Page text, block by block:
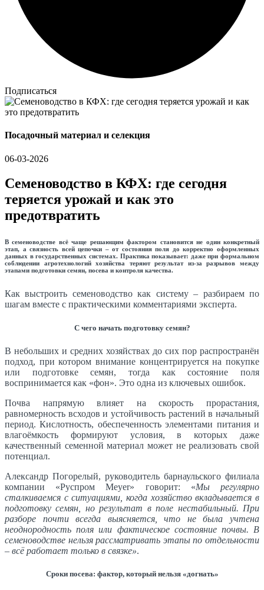
Подписаться
Посадочный материал и селекция
06-03-2026
Семеноводство в КФХ: где сегодня
теряется урожай и как это
предотвратить
В семеноводстве всё чаще решающим фактором становится не один конкретный
этап, а связность всей цепочки – от состояния поля до корректно оформленных
данных в государственных системах. Практика показывает: даже при формальном
соблюдении агротехнологий хозяйства теряют результат из-за разрывов между
этапами подготовки семян, посева и контроля качества.
Как выстроить семеноводство как систему – разбираем по
шагам вместе с практическими комментариями эксперта.
С чего начать подготовку семян?
В небольших и средних хозяйствах до сих пор распространён
подход, при котором внимание концентрируется на покупке
или подготовке семян, тогда как состояние поля
воспринимается как «фон». Это одна из ключевых ошибок.
Почва напрямую влияет на скорость прорастания,
равномерность всходов и устойчивость растений в начальный
период. Кислотность, обеспеченность элементами питания и
влагоёмкость формируют условия, в которых даже
качественный семенной материал может не реализовать свой
потенциал.
Александр Погорелый, руководитель барнаульского филиала
компании «Руспром Meyer» говорит: «Мы регулярно
сталкиваемся с ситуациями, когда хозяйство вкладывается в
подготовку семян, но результат в поле нестабильный. При
разборе почти всегда выясняется, что не была учтена
неоднородность поля или фактическое состояние почвы. В
семеноводстве нельзя рассматривать этапы по отдельности
– всё работает только в связке».
Сроки посева: фактор, который нельзя «догнать»